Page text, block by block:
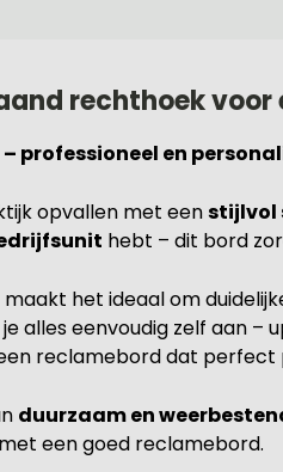
rechthoek voor
professioneel en
opvallen met eenstijlvol
hebt – dit bord
maakt het ideaal om
je alles eenvoudig zelf aan
reclamebord dat perfect
duurzaam en
een goed reclamebord.